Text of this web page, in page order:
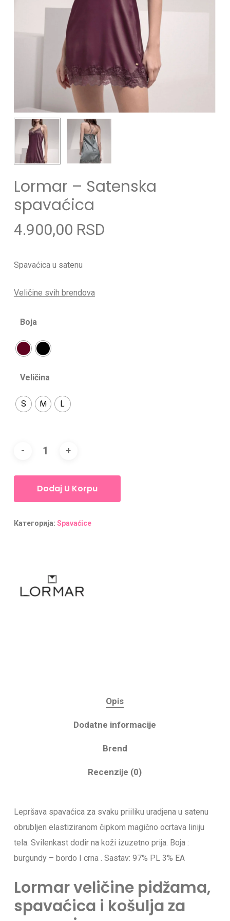
Lormar – Satenska
spavaćica
4.900,00 RSD
Spavaćica u satenu
Veličine svih brendova
Boja
Veličina
S M L
Dodaj U Korpu
Категорија: Spavaćice
Opis
Dodatne informacije
Brend
Recenzije (0)
Lepršava spavaćica za svaku priiliku uradjena u satenu
obrubljen elastiziranom čipkom magično ocrtava liniju
tela. Svilenkast dodir na koži izuzetno prija. Boja :
burgundy – bordo I crna . Sastav: 97% PL 3% EA
Lormar veličine pidžama,
spavaćica i košulja za